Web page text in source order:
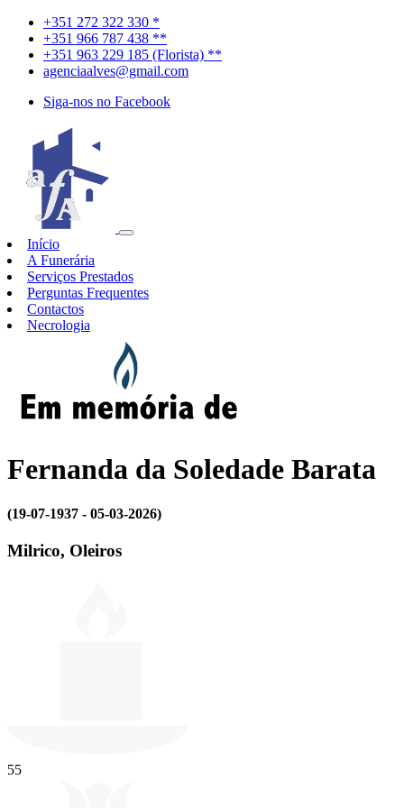
+351 272 322 330 *
+351 966 787 438 **
+351 963 229 185 (Florista) **
agenciaalves@gmail.com
Siga-nos no Facebook
Início
A Funerária
Serviços Prestados
Perguntas Frequentes
Contactos
Necrologia
Fernanda da Soledade Barata
(19-07-1937 - 05-03-2026)
Milrico, Oleiros
55